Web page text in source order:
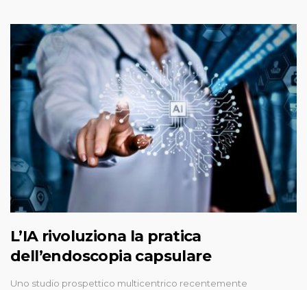
L’IA rivoluziona la pratica
dell’endoscopia capsulare
Uno studio prospettico multicentrico recentemente